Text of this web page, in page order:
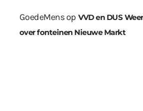
GoedeMensop VVD en DUS
over fonteinen Nieuwe Markt